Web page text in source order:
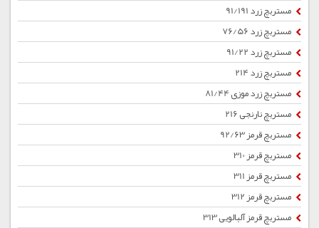
مستربچ زرد 91/191
مستربچ زرد 76/56
مستربچ زرد 91/22
مستربچ زرد 214
مستربچ زرد موزی 81/44
مستربچ نارنجی 216
مستربچ قرمز 92/63
مستربچ قرمز 310
مستربچ قرمز 311
مستربچ قرمز 312
مستربچ قرمز آلبالویی 313